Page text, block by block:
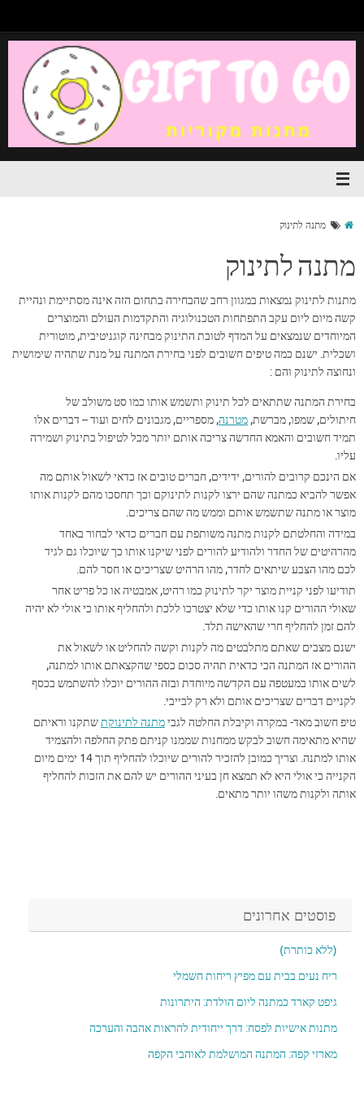
מתנה לתינוק
מתנה לתינוק
מתנות לתינוק נמצאות במגוון רחב שהבחירה בתחום הזה אינה מסתיימת ונהיית
קשה מיום ליום עקב התפתחות הטכנולוגיה והתקדמות העולם והמוצרים
המיוחדים שנמצאים על המדף לטובת התינוק מבחינה קוגניטיבית, מוטורית
ושכלית. ישנם כמה טיפים חשובים לפני בחירת המתנה על מנת שתהיה שימושית
ונחוצה לתינוק והם :
בחירת המתנה שתתאים לכל תינוק ותשמש אותו כמו סט משולב של
חיתולים, שמפו, מברשת, מטרנה, מספריים, מגבונים לחים ועוד – דברים אלו
תמיד חשובים והאמא החדשה צריכה אותם יותר מכל לטיפול בתינוק ושמירה
עליו.
אם הינכם קרובים להורים, ידידים, חברים טובים אז כדאי לשאול אותם מה
אפשר להביא כמתנה שהם ירצו לקנות לתינוקם וכך תחסכו מהם לקנות אותו
מוצר או מתנה שתשמש אותם וממש מה שהם צריכים.
במידה והחלטתם לקנות מתנה משותפת עם חברים כדאי לבחור באחד
מהרהיטים של החדר ולהודיע להורים לפני שיקנו אותו כך שיוכלו גם לגיד
לכם מהו הצבע שיתאים לחדר, מהו הרהיט שצריכים או חסר להם.
תודיעו לפני קניית מוצר יקר לתינוק כמו רהיט, אמבטיה או כל פריט אחר
שאולי ההורים קנו אותו כדי שלא יצטרכו ללכת ולהחליף אותו כי אולי לא יהיה
להם זמן להחליף חרי שהאישה תלד.
ישנם מצבים שאתם מתלבטים מה לקנות וקשה להחליט או לשאול את
ההורים אז המתנה הכי כדאית תהיה סכום כספי שהקצאתם אותו למתנה,
לשים אותו במעטפה עם הקדשה מיוחדת ובזה ההורים יוכלו להשתמש בכסף
לקניים דברים שצריכים אותם ולא רק לבייבי.
טיפ חשוב מאד- במקרה וקיבלת החלטה לגבימתנה לתינוקתשתקנו וראיתם
שהיא מתאימה חשוב לבקש ממחנות שממנו קניתם פתק החלפה ולהצמיד
אותו למתנה. וצריך כמובן להזכיר להורים שיוכלו להחליף תוך 14 ימים מיום
הקנייה כי אולי היא לא תמצא חן בעיני ההורים יש להם את הזכות להחליף
אותה ולקנות משהו יותר מתאים.
פוסטים אחרונים
(ללא כותרת)
ריח נעים בבית עם מפיץ ריחות חשמלי
גיפט קארד כמתנה ליום הולדת: היתרונות
מתנות אישיות לפסח: דרך ייחודית להראות אהבה והערכה
מארזי קפה: המתנה המושלמת לאוהבי הקפה